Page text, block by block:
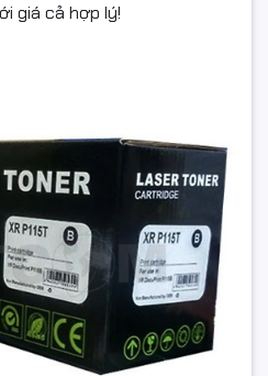
giá cả hợp lý!
trống bánh răng đen Hàn Quốc
với thiết kế độc đáo, có nắp đổ vào
thể đổ ít nhất 3 lần (trong điều kiện
mới phải thay linh kiện
tương đương hàng chính hãng (độ
nhận: ISO9001, ISO14001, CE,